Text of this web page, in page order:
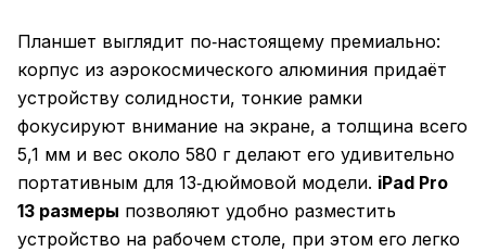
Планшет выглядит по‑настоящему премиально:
корпус из аэрокосмического алюминия придаёт
устройству солидности, тонкие рамки
фокусируют внимание на экране, а толщина всего
5,1 мм и вес около 580 г делают его удивительно
портативным для 13‑дюймовой модели. iPad Pro
13 размеры позволяют удобно разместить
устройство на рабочем столе, при этом его легко